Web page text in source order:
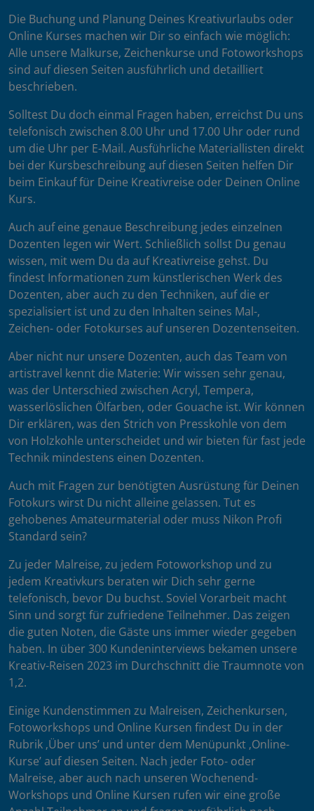
Die Buchung und Planung Deines Kreativurlaubs oder
Online Kurses machen wir Dir so einfach wie möglich:
Alle unsere Malkurse, Zeichenkurse und Fotoworkshops
sind auf diesen Seiten ausführlich und detailliert
beschrieben.
Solltest Du doch einmal Fragen haben, erreichst Du uns
telefonisch zwischen 8.00 Uhr und 17.00 Uhr oder rund
um die Uhr per E-Mail. Ausführliche Materiallisten direkt
bei der Kursbeschreibung auf diesen Seiten helfen Dir
beim Einkauf für Deine Kreativreise oder Deinen Online
Kurs.
Auch auf eine genaue Beschreibung jedes einzelnen
Dozenten legen wir Wert. Schließlich sollst Du genau
wissen, mit wem Du da auf Kreativreise gehst. Du
findest Informationen zum künstlerischen Werk des
Dozenten, aber auch zu den Techniken, auf die er
spezialisiert ist und zu den Inhalten seines Mal-,
Zeichen- oder Fotokurses auf unseren Dozentenseiten.
Aber nicht nur unsere Dozenten, auch das Team von
artistravel kennt die Materie: Wir wissen sehr genau,
was der Unterschied zwischen Acryl, Tempera,
wasserlöslichen Ölfarben, oder Gouache ist. Wir können
Dir erklären, was den Strich von Presskohle von dem
von Holzkohle unterscheidet und wir bieten für fast jede
Technik mindestens einen Dozenten.
Auch mit Fragen zur benötigten Ausrüstung für Deinen
Fotokurs wirst Du nicht alleine gelassen. Tut es
gehobenes Amateurmaterial oder muss Nikon Profi
Standard sein?
Zu jeder Malreise, zu jedem Fotoworkshop und zu
jedem Kreativkurs beraten wir Dich sehr gerne
telefonisch, bevor Du buchst. Soviel Vorarbeit macht
Sinn und sorgt für zufriedene Teilnehmer. Das zeigen
die guten Noten, die Gäste uns immer wieder gegeben
haben. In über 300 Kundeninterviews bekamen unsere
Kreativ-Reisen 2023 im Durchschnitt die Traumnote von
1,2.
Einige Kundenstimmen zu Malreisen, Zeichenkursen,
Fotoworkshops und Online Kursen findest Du in der
Rubrik ‚Über uns’ und unter dem Menüpunkt ‚Online-
Kurse’ auf diesen Seiten. Nach jeder Foto- oder
Malreise, aber auch nach unseren Wochenend-
Workshops und Online Kursen rufen wir eine große